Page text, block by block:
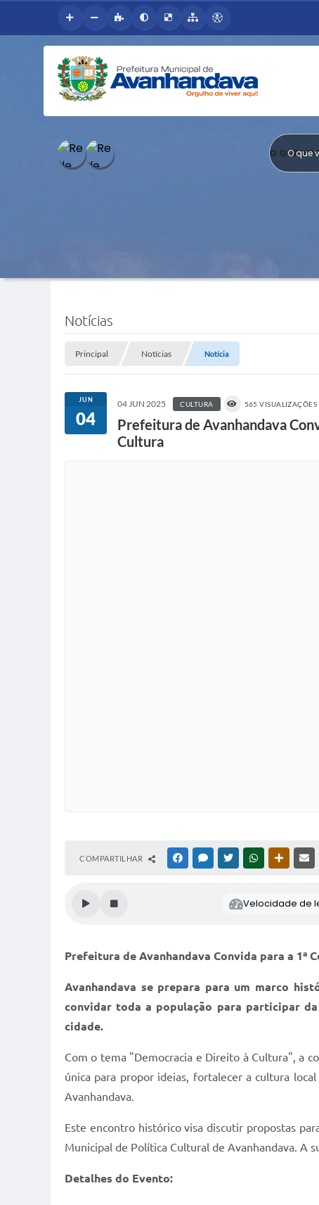
O QUE
Notícias
Principal Notícias Notícia
JUN
04
04 JUN 2025 CULTURA 565 VISUALIZAÇÕES
Prefeitura de Avanhandava
Cultura
COMPARTILHAR FACEBOOKMESSENGER
TWITTERWHATSAPPOUTRAS
Velocidade de
Prefeitura de Avanhandava Convida para a 1ª
Avanhandava se prepara para um marco
convidar toda a população para participar
cidade.
Com o tema "Democracia e Direito à Cultura", a
única para propor ideias, fortalecer a cultura
Avanhandava.
Este encontro histórico visa discutir propostas
Municipal de Política Cultural de Avanhandava. A
Detalhes do Evento: